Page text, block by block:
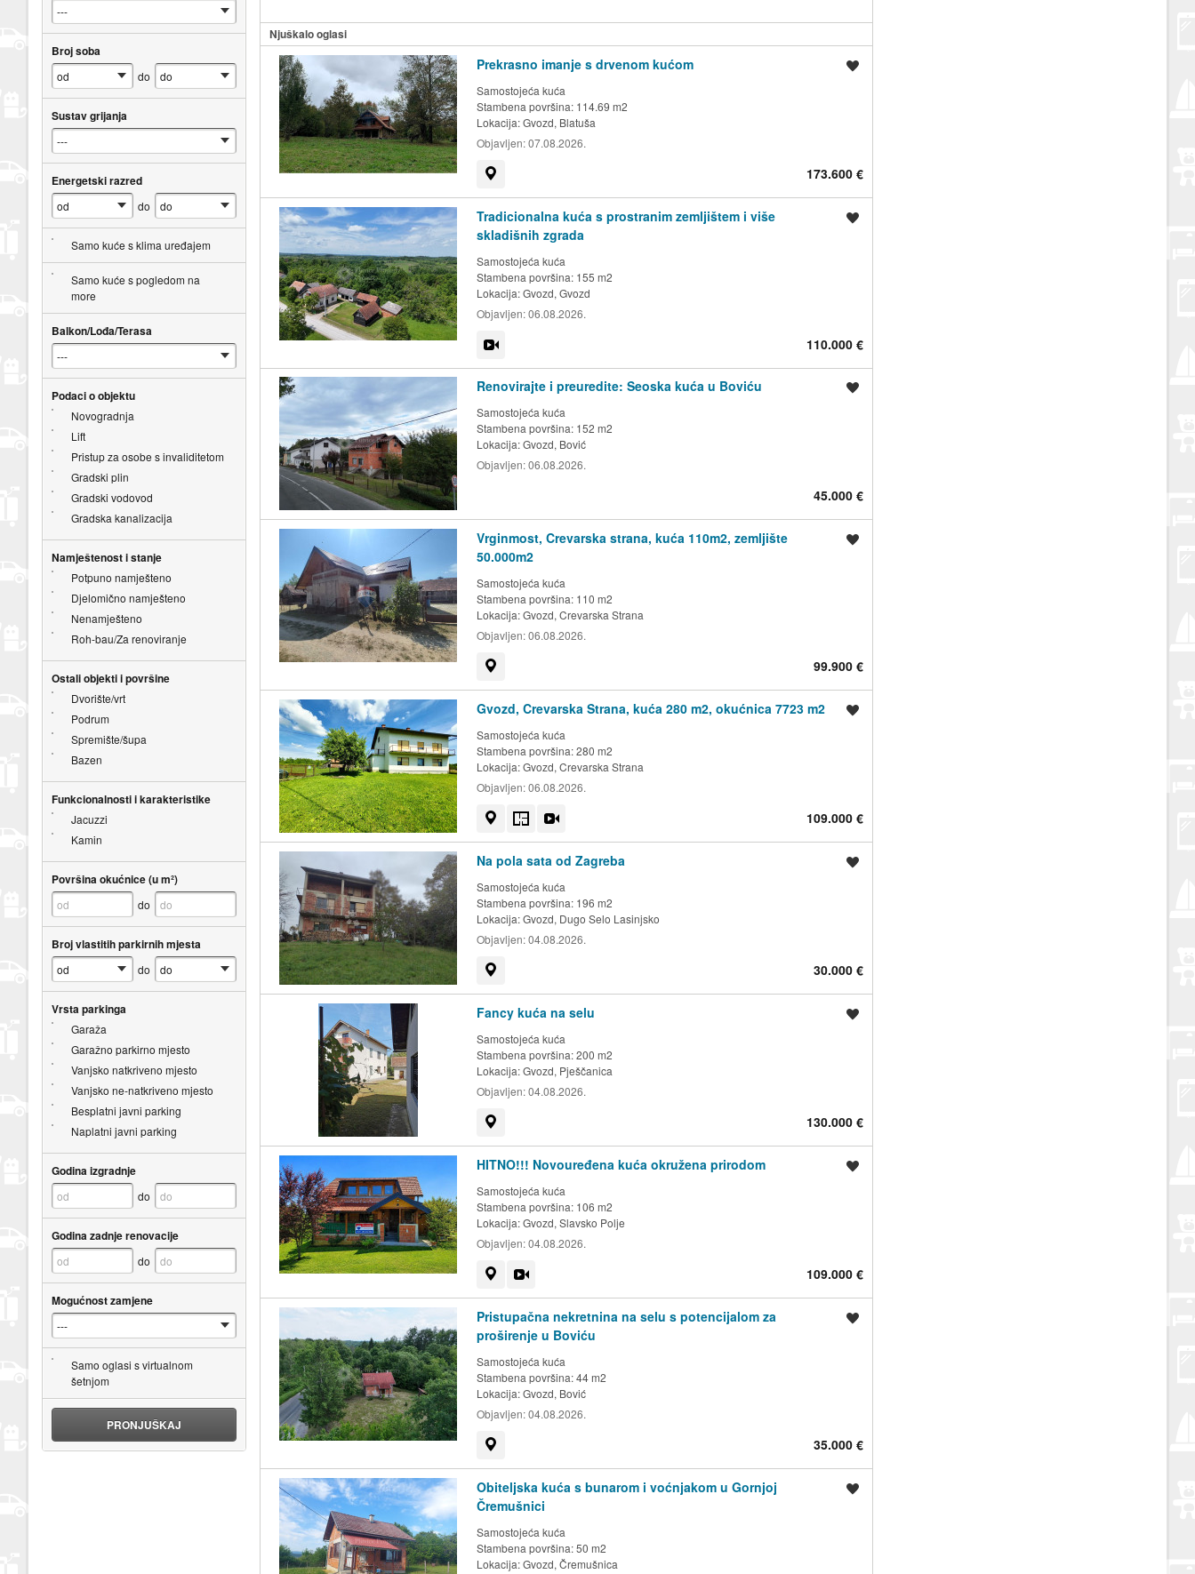
Njuškalo oglasi
Prekrasno imanje s drvenom kućom
Samostojeća kuća
Stambena površina: 114.69 m2
Lokacija:Gvozd, Blatuša
Objavljen:07.08.2026.
173.600 €
Tradicionalna kuća s prostranim zemljištem i više
skladišnih zgrada
Samostojeća kuća
Stambena površina: 155 m2
Lokacija:Gvozd, Gvozd
Objavljen:06.08.2026.
110.000 €
Renovirajte i preuredite: Seoska kuća u Boviću
Samostojeća kuća
Stambena površina: 152 m2
Lokacija:Gvozd, Bović
Objavljen:06.08.2026.
45.000 €
Vrginmost, Crevarska strana, kuća 110m2, zemljište
50.000m2
Samostojeća kuća
Stambena površina: 110 m2
Lokacija:Gvozd, Crevarska Strana
Objavljen:06.08.2026.
99.900 €
Gvozd, Crevarska Strana, kuća 280 m2, okućnica 7723 m2
Samostojeća kuća
Stambena površina: 280 m2
Lokacija:Gvozd, Crevarska Strana
Objavljen:06.08.2026.
109.000 €
Na pola sata od Zagreba
Samostojeća kuća
Stambena površina: 196 m2
Lokacija:Gvozd, Dugo Selo Lasinjsko
Objavljen:04.08.2026.
30.000 €
Fancy kuća na selu
Samostojeća kuća
Stambena površina: 200 m2
Lokacija:Gvozd, Pješčanica
Objavljen:04.08.2026.
130.000 €
HITNO!!! Novouređena kuća okružena prirodom
Samostojeća kuća
Stambena površina: 106 m2
Lokacija:Gvozd, Slavsko Polje
Objavljen:04.08.2026.
109.000 €
Pristupačna nekretnina na selu s potencijalom za
proširenje u Boviću
Samostojeća kuća
Stambena površina: 44 m2
Lokacija:Gvozd, Bović
Objavljen:04.08.2026.
35.000 €
Obiteljska kuća s bunarom i voćnjakom u Gornjoj
Čremušnici
Samostojeća kuća
Stambena površina: 50 m2
Lokacija:Gvozd, Čremušnica
Broj soba
do
Sustav grijanja
Energetski razred
do
Samo kuće s klima uređajem
Samo kuće s pogledom na
more
Balkon/Lođa/Terasa
Podaci o objektu
Novogradnja
Lift
Pristup za osobe s invaliditetom
Gradski plin
Gradski vodovod
Gradska kanalizacija
Namještenost i stanje
Potpuno namješteno
Djelomično namješteno
Nenamješteno
Roh-bau/Za renoviranje
Ostali objekti i površine
Dvorište/vrt
Podrum
Spremište/šupa
Bazen
Funkcionalnosti i karakteristike
Jacuzzi
Kamin
Površina okućnice (u m²)
do
Broj vlastitih parkirnih mjesta
do
Vrsta parkinga
Garaža
Garažno parkirno mjesto
Vanjsko natkriveno mjesto
Vanjsko ne-natkriveno mjesto
Besplatni javni parking
Naplatni javni parking
Godina izgradnje
do
Godina zadnje renovacije
do
Mogućnost zamjene
Samo oglasi s virtualnom
šetnjom
PRONJUŠKAJ